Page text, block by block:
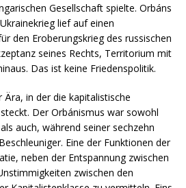
Gesellschaft spielte. Orbáns
lief auf einen
den Eroberungskrieg des russischen
seines Rechts, Territorium mit
Das ist keine Friedenspolitik.
Ära, in der die kapitalistische
Der Orbánismus war sowohl
auch, während seiner sechzehn
Eine der Funktionen der
neben der Entspannung zwischen
zwischen den